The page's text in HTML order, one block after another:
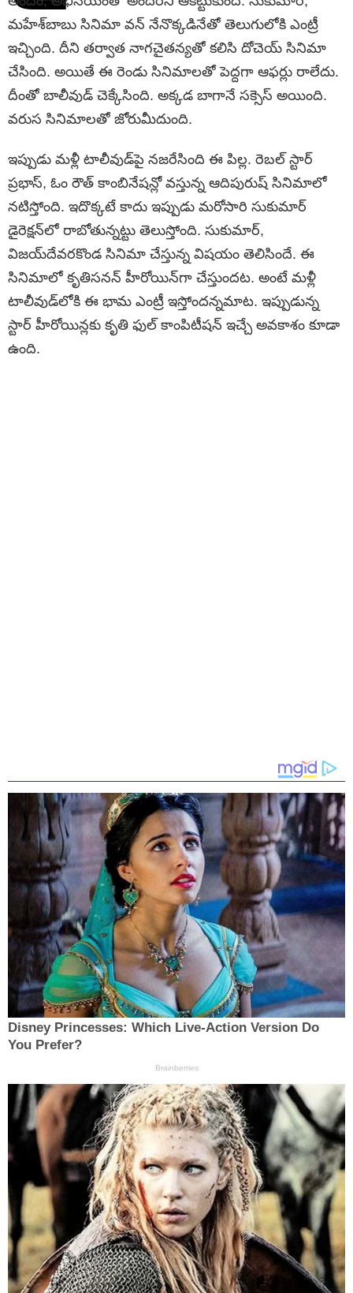
మ‌హేశ్‌బాబు సినిమా వ‌న్ నేనొక్క‌డినేతో తెలుగులోకి ఎంట్రీ
ఇచ్చింది. దీని త‌ర్వాత నాగ‌చైత‌న్య‌తో క‌లిసి దోచెయ్ సినిమా
చేసింది. అయితే ఈ రెండు సినిమాల‌తో పెద్ద‌గా ఆఫ‌ర్లు రాలేదు.
దీంతో బాలీవుడ్ చెక్కేసింది. అక్క‌డ బాగానే స‌క్సెస్ అయింది.
వ‌రుస సినిమాల‌తో జోరుమీదుంది.
ఇప్పుడు మ‌ళ్లీ టాలీవుడ్‌పై న‌జ‌రేసింది ఈ పిల్ల‌. రెబ‌ల్ స్టార్
ప్ర‌భాస్, ఓం రౌత్ కాంబినేష‌న్లో వ‌స్తున్న ఆదిపురుష్ సినిమాలో
న‌టిస్తోంది. ఇదొక్క‌టే కాదు ఇప్పుడు మ‌రోసారి సుకుమార్
డైరెక్ష‌న్‌లో రాబోతున్న‌ట్టు తెలుస్తోంది. సుకుమార్‌,
విజ‌య్‌దేవ‌ర‌కొండ సినిమా చేస్తున్న విష‌యం తెలిసిందే. ఈ
సినిమాలో కృతిస‌న‌న్ హీరోయిన్‌గా చేస్తుంద‌ట‌. అంటే మ‌ళ్లీ
టాలీవుడ్‌లోకి ఈ భామ ఎంట్రీ ఇస్తోంద‌న్న‌మాట‌. ఇప్పుడున్న
స్టార్ హీరోయిన్ల‌కు కృతి ఫుల్ కాంపిటీష‌న్ ఇచ్చే అవ‌కాశం కూడా
ఉంది.